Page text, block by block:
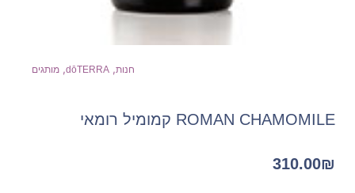
חנות,
dōTERRA
, מותגים
ROMAN CHAMOMILE קמומיל רומאי
310.00₪